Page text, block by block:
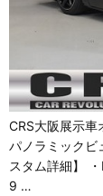
CRS大阪展示車
パノラミック
スタム詳細】
9 …